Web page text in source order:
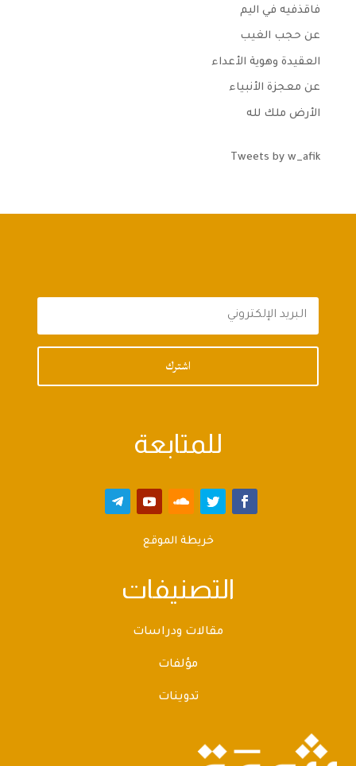
فاقذفيه في اليم
عن حجب الغيب
العقيدة وهوية الأعداء
عن معجزة الأنبياء
الأرض ملك لله
Tweets by w_afik
اشترك
للمتابعة
خريطة الموقع
التصنيفات
مقالات ودراسات
مؤلفات
تدوينات